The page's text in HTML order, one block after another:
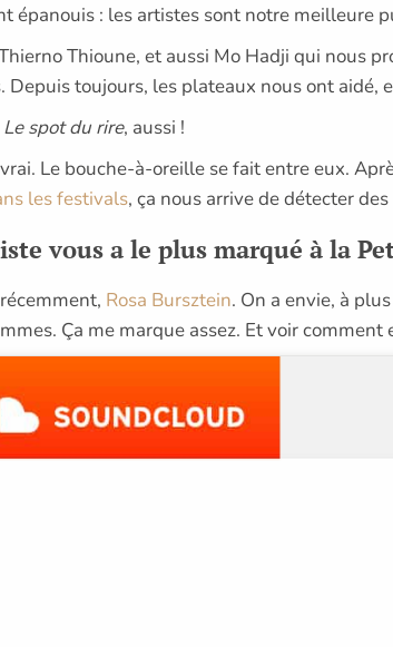
épanouis : les artistes sont notre meilleure
Thioune, et aussi Mo Hadji qui nous
Depuis toujours, les plateaux nous ont aidé,
Le spot du rire, aussi !
vrai. Le bouche-à-oreille se fait entre eux.
les festivals, ça nous arrive de détecter des
vous a le plus marqué à la
Rosa Bursztein. On a envie, à
Ça me marque assez. Et voir